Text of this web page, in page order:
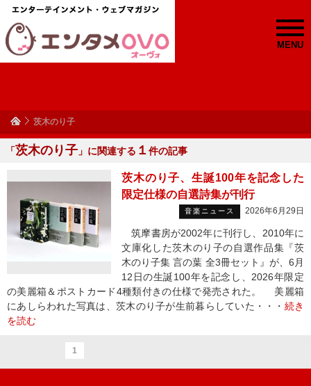
MENU
茨木のり子
「茨木のり子 」に関連する １ 件の記事
茨木のり子、生誕100年を記念した
限定仕様の自選詩集が刊行
音楽ニュース 2026年6月29日
筑摩書房が2002年に刊行し、2010年に
文庫化した茨木のり子の自選作品集『茨
木のり子集 言の葉 全3冊セット』が、6月
12日の生誕100年を記念し、2026年限定
の美麗箱＆ポストカード4種類付きの仕様で発売された。 美麗箱
にあしらわれた写真は、茨木のり子が生前暮らしていた・・・ 続き
を読む
1